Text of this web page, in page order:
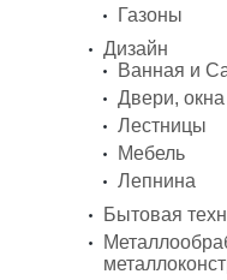
Газоны
Дизайн
Ванная и
Двери, окна
Лестницы
Мебель
Лепнина
Бытовая